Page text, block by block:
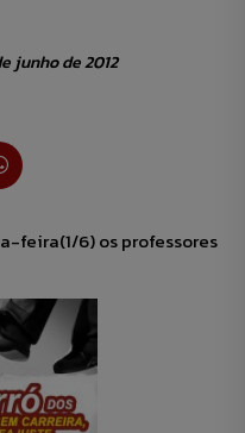
junho de 2012
feira(1/6) os professores